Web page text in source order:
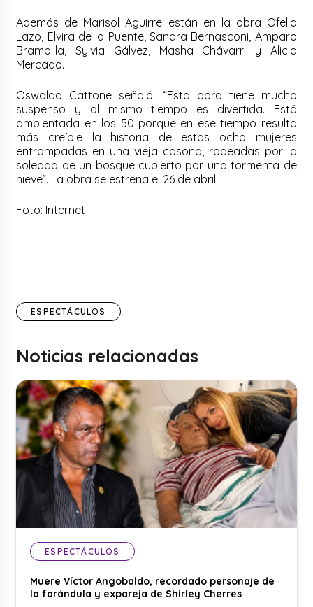
Además de Marisol Aguirre están en la obra Ofelia
Lazo, Elvira de la Puente, Sandra Bernasconi, Amparo
Brambilla, Sylvia Gálvez, Masha Chávarri y Alicia
Mercado.
Oswaldo Cattone señaló: “Esta obra tiene mucho
suspenso y al mismo tiempo es divertida. Está
ambientada en los 50 porque en ese tiempo resulta
más creíble la historia de estas ocho mujeres
entrampadas en una vieja casona, rodeadas por la
soledad de un bosque cubierto por una tormenta de
nieve”. La obra se estrena el 26 de abril.
Foto: Internet
ESPECTÁCULOS
Noticias relacionadas
ESPECTÁCULOS
Muere Víctor Angobaldo, recordado personaje de
la farándula y expareja de Shirley Cherres